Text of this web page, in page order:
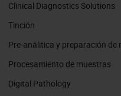
Clinical Diagnostics Solutions
Tinción
Pre-análitica y preparación de
Procesamiento de muestras
Digital Pathology